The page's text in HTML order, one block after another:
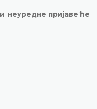
неуредне пријаве ће